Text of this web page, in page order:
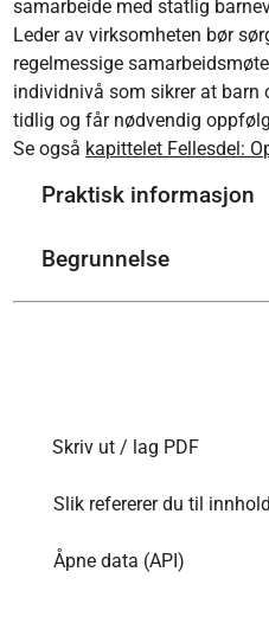
samarbeide med statlig
Leder av virksomheten bør
regelmessige
individnivå som sikrer at barn
tidlig og får nødvendig
Se også kapittelet Fellesdel:
Praktisk informasjon
Begrunnelse
Skriv ut / lag PDF
Slik refererer du til
Åpne data (API)